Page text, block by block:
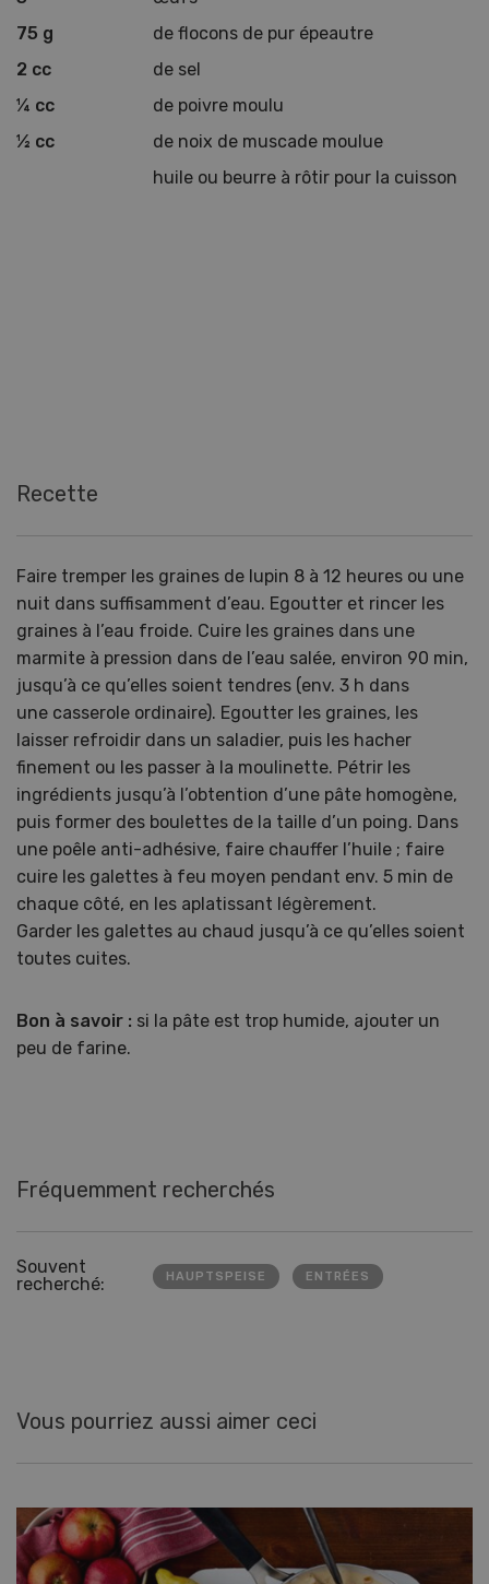
75 g
de flocons de pur épeautre
2 cc
de sel
¼ cc
de poivre moulu
½ cc
de noix de muscade moulue
huile ou beurre à rôtir pour la cuisson
Recette
Faire tremper les graines de lupin 8 à 12 heures ou une
nuit dans suffisamment d’eau. Egoutter et rincer les
graines à l’eau froide. Cuire les graines dans une
marmite à pression dans de l’eau salée, environ 90 min,
jusqu’à ce qu’elles soient tendres (env. 3 h dans
une casserole ordinaire). Egoutter les graines, les
laisser refroidir dans un saladier, puis les hacher
finement ou les passer à la moulinette. Pétrir les
ingrédients jusqu’à l’obtention d’une pâte homogène,
puis former des boulettes de la taille d’un poing. Dans
une poêle anti-adhésive, faire chauffer l’huile ; faire
cuire les galettes à feu moyen pendant env. 5 min de
chaque côté, en les aplatissant légèrement.
Garder les galettes au chaud jusqu’à ce qu’elles soient
toutes cuites.
Bon à savoir : si la pâte est trop humide, ajouter un
peu de farine.
Fréquemment recherchés
Souvent
recherché:
HAUPTSPEISE ENTRÉES
Vous pourriez aussi aimer ceci